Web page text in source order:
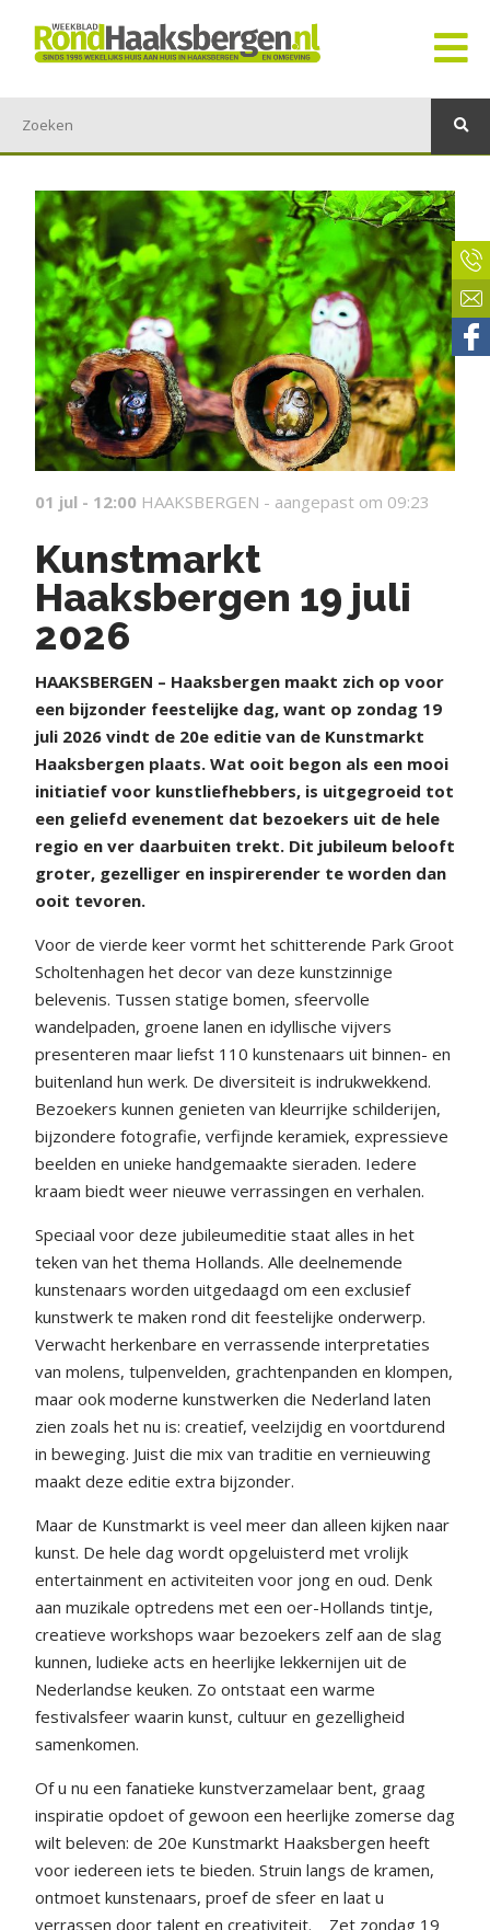
01 jul - 12:00 HAAKSBERGEN - aangepast om 09:23
Kunstmarkt
Haaksbergen 19 juli
2026
HAAKSBERGEN – Haaksbergen maakt zich op voor
een bijzonder feestelijke dag, want op zondag 19
juli 2026 vindt de 20e editie van de Kunstmarkt
Haaksbergen plaats. Wat ooit begon als een mooi
initiatief voor kunstliefhebbers, is uitgegroeid tot
een geliefd evenement dat bezoekers uit de hele
regio en ver daarbuiten trekt. Dit jubileum belooft
groter, gezelliger en inspirerender te worden dan
ooit tevoren.
Voor de vierde keer vormt het schitterende Park Groot
Scholtenhagen het decor van deze kunstzinnige
belevenis. Tussen statige bomen, sfeervolle
wandelpaden, groene lanen en idyllische vijvers
presenteren maar liefst 110 kunstenaars uit binnen- en
buitenland hun werk. De diversiteit is indrukwekkend.
Bezoekers kunnen genieten van kleurrijke schilderijen,
bijzondere fotografie, verfijnde keramiek, expressieve
beelden en unieke handgemaakte sieraden. Iedere
kraam biedt weer nieuwe verrassingen en verhalen.
Speciaal voor deze jubileumeditie staat alles in het
teken van het thema Hollands. Alle deelnemende
kunstenaars worden uitgedaagd om een exclusief
kunstwerk te maken rond dit feestelijke onderwerp.
Verwacht herkenbare en verrassende interpretaties
van molens, tulpenvelden, grachtenpanden en klompen,
maar ook moderne kunstwerken die Nederland laten
zien zoals het nu is: creatief, veelzijdig en voortdurend
in beweging. Juist die mix van traditie en vernieuwing
maakt deze editie extra bijzonder.
Maar de Kunstmarkt is veel meer dan alleen kijken naar
kunst. De hele dag wordt opgeluisterd met vrolijk
entertainment en activiteiten voor jong en oud. Denk
aan muzikale optredens met een oer-Hollands tintje,
creatieve workshops waar bezoekers zelf aan de slag
kunnen, ludieke acts en heerlijke lekkernijen uit de
Nederlandse keuken. Zo ontstaat een warme
festivalsfeer waarin kunst, cultuur en gezelligheid
samenkomen.
Of u nu een fanatieke kunstverzamelaar bent, graag
inspiratie opdoet of gewoon een heerlijke zomerse dag
wilt beleven: de 20e Kunstmarkt Haaksbergen heeft
voor iedereen iets te bieden. Struin langs de kramen,
ontmoet kunstenaars, proef de sfeer en laat u
verrassen door talent en creativiteit.
Zet zondag 19